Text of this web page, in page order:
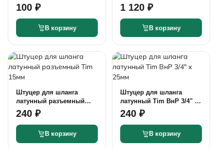
гайкой Tim ВнР 1/2" х
16мм
100 ₽
В корзину
1 120 ₽
В корзину
Штуцер для шланга
латунный разъемный
Tim 15мм
240 ₽
В корзину
Штуцер для шланга
латунный Tim ВнР 3/4" х
25мм
240 ₽
В корзину